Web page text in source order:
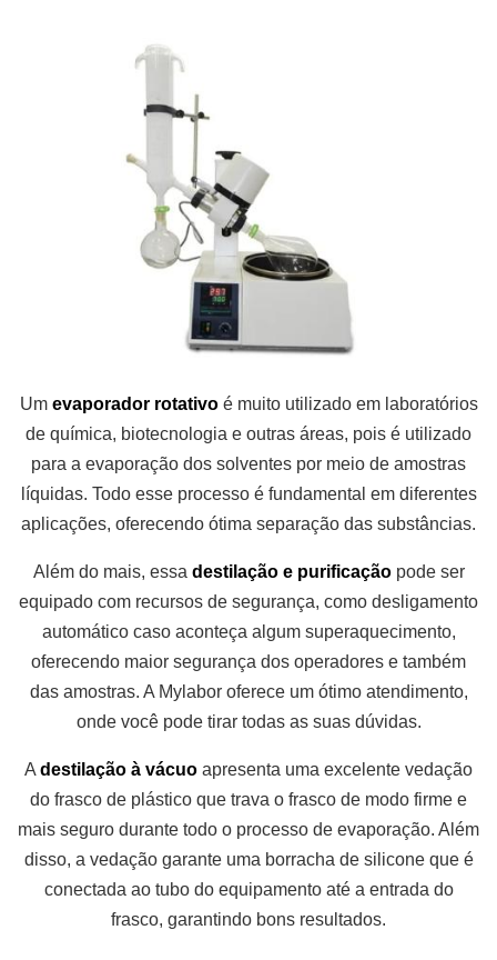
Um evaporador rotativo é muito utilizado em laboratórios
de química, biotecnologia e outras áreas, pois é utilizado
para a evaporação dos solventes por meio de amostras
líquidas. Todo esse processo é fundamental em diferentes
aplicações, oferecendo ótima separação das substâncias.
Além do mais, essa destilação e purificaçãopode ser
equipado com recursos de segurança, como desligamento
automático caso aconteça algum superaquecimento,
oferecendo maior segurança dos operadores e também
das amostras. A Mylabor oferece um ótimo atendimento,
onde você pode tirar todas as suas dúvidas.
A destilação à vácuo apresenta uma excelente vedação
do frasco de plástico que trava o frasco de modo firme e
mais seguro durante todo o processo de evaporação. Além
disso, a vedação garante uma borracha de silicone que é
conectada ao tubo do equipamento até a entrada do
frasco, garantindo bons resultados.